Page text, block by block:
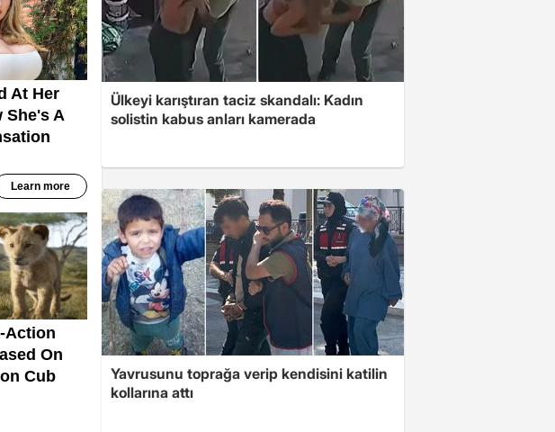
Ülkeyi karıştıran taciz skandalı: Kadın
solistin kabus anları kamerada
Yavrusunu toprağa verip kendisini katilin
kollarına attı